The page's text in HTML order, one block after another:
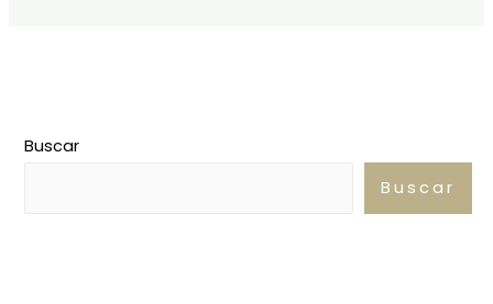
Buscar
Buscar